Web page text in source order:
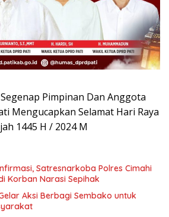
Pimpinan Dan Anggota
Mengucapkan Selamat Hari Raya
1445 H / 2024 M
Satresnarkoba Polres Cimahi
Korban Narasi Sepihak
Aksi Berbagi Sembako untuk